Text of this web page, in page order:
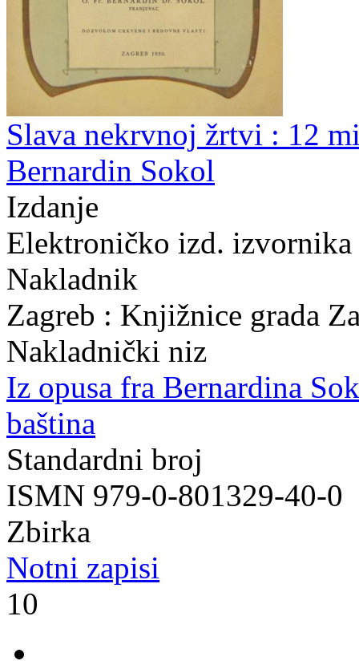
Slava nekrvnoj žrtvi : 12
Bernardin Sokol
Izdanje
Elektroničko izd.
Nakladnik
Zagreb : Knjižnice grada
Nakladnički niz
Iz opusa fra Bernardina
baština
Standardni broj
ISMN 979-0-801329-40-0
Zbirka
Notni zapisi
10